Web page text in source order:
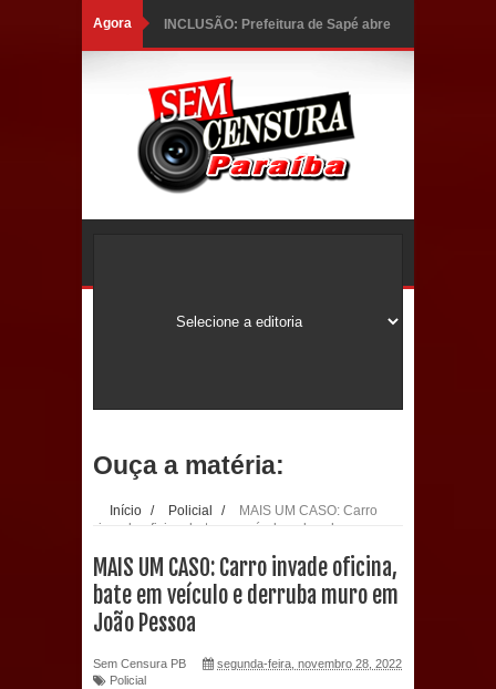
Agora INCLUSÃO: Prefeitura de Sapé abre
Social; veja documentação
necessária!
com a saúde bucal em Marí
PDT da Paraíba faz reunião
preparativa para convenção estadual
Ouça a matéria:
Início / Policial /
MAIS UM CASO: Carro
invade oficina, bate em veículo e derruba muro
MAIS UM CASO: Carro invade oficina,
bate em veículo e derruba muro em
João Pessoa
Sem Censura PB
segunda-feira, novembro 28, 2022
Policial